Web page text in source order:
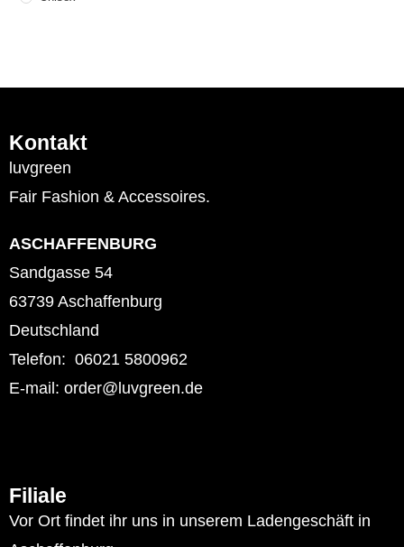
Kontakt
luvgreen
Fair Fashion & Accessoires.
ASCHAFFENBURG
Sandgasse 54
63739 Aschaffenburg
Deutschland
Telefon: 06021 5800962
E-mail: order@luvgreen.de
Filiale
Vor Ort findet ihr uns in unserem Ladengeschäft in